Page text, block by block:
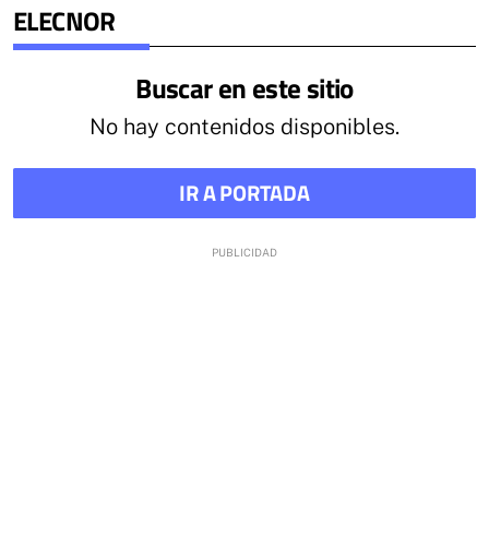
ELECNOR
Buscar en este sitio
No hay contenidos disponibles.
IR A PORTADA